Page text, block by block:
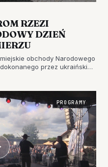
RZEZI
DZIEŃ
obchody Narodowego
przez ukraińskich
PROGRAMY